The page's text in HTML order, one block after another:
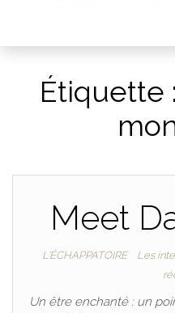
Étiquette :
Meet
L'ÉCHAPPATOIRE Les
Un être enchanté : un